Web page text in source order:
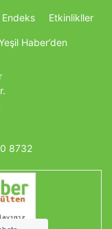
Endeks Etkinlikller
Haber’den
8732